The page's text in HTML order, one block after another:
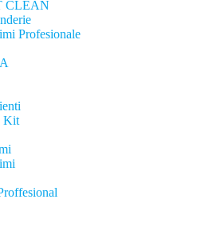
CLEAN
Profesionale
Kit